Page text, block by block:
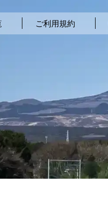
ご利用規約